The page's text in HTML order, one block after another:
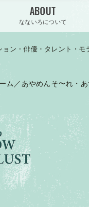
ABOUT
なないろについて
ョン・俳優・タレント・
ム／あやめんそ〜れ・